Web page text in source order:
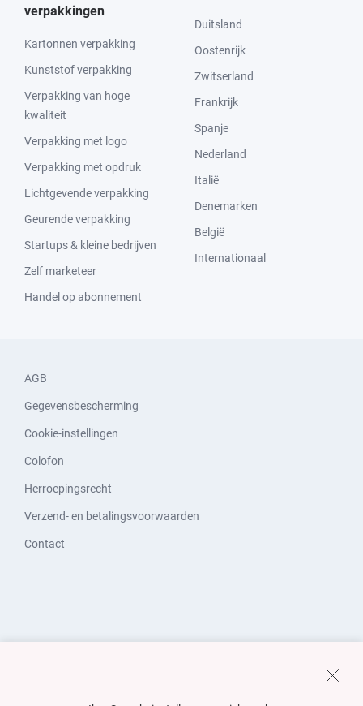
verpakkingen
Kartonnen verpakking
Kunststof verpakking
Verpakking van hoge
kwaliteit
Verpakking met logo
Verpakking met opdruk
Lichtgevende verpakking
Geurende verpakking
Startups & kleine bedrijven
Zelf marketeer
Handel op abonnement
Duitsland
Oostenrijk
Zwitserland
Frankrijk
Spanje
Nederland
Italië
Denemarken
België
Internationaal
AGB
Gegevensbescherming
Cookie-instellingen
Colofon
Herroepingsrecht
Verzend- en betalingsvoorwaarden
Contact